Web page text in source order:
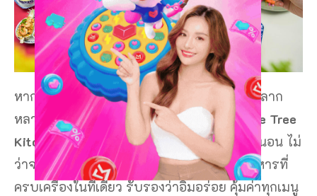
หากคุณกำลังมองหาของกินเขาหลัก
ที่มีเมนูหลาก
หลาย รสชาติจัดจ้าน และบรรยากาศดี
Double Tree
Kitchen Khaolak
เป็นตัวเลือกที่ตอบโจทย์แน่นอน ไม่
ว่าจะแวะมาหาของกินเขาหลัก หรือหาร้านอาหารที่
ครบเครื่องในที่เดียว รับรองว่าอิ่มอร่อย คุ้มค่าทุกเมนู